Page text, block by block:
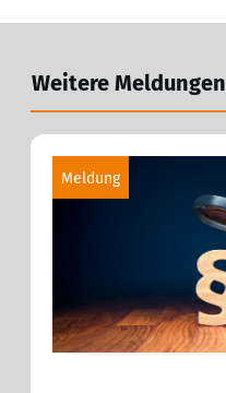
Weitere Meldungen
Meldung